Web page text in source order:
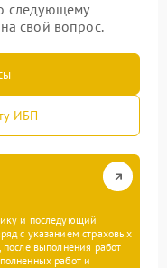
следующему
свой вопрос.
ИБП
и последующий
с указанием страховых
после выполнения работ
работ и